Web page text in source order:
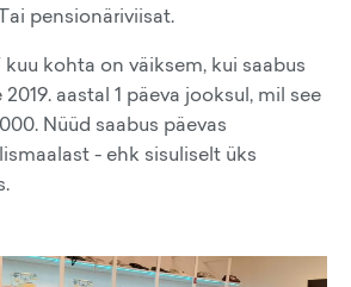
pensionäriviisat.
kohta on väiksem, kui saabus
aastal 1 päeva jooksul, mil see
Nüüd saabus päevas
- ehk sisuliselt üks